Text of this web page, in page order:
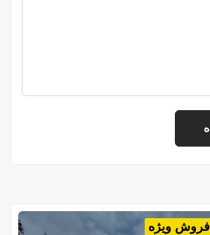
فروش ویژه